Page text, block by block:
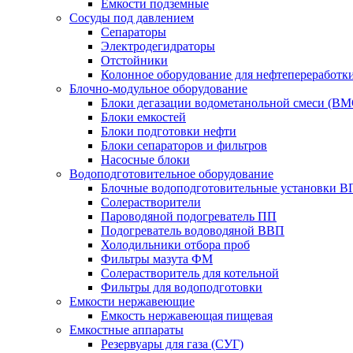
Емкости подземные
Сосуды под давлением
Сепараторы
Электродегидраторы
Отстойники
Колонное оборудование для
Блочно-модульное оборудование
Блоки дегазации водометанольной смеси
Блоки емкостей
Блоки подготовки нефти
Блоки сепараторов и фильтров
Насосные блоки
Водоподготовительное оборудование
Блочные водоподготовительные установки
Солерастворители
Пароводяной подогреватель ПП
Подогреватель водоводяной ВВП
Холодильники отбора проб
Фильтры мазута ФМ
Солерастворитель для котельной
Фильтры для водоподготовки
Емкости нержавеющие
Емкость нержавеющая пищевая
Емкостные аппараты
Резервуары для газа (СУГ)